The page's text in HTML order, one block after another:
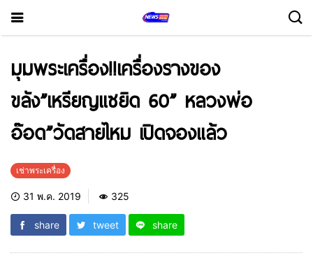
มุมพระเครื่อง!!เครื่องรางของ
ขลัง”เหรียญแซยิด 60” หลวงพ่อ
อ๊อด”วัดสายไหม เปิดจองแล้ว
เช่าพระเครื่อง
31 พ.ค. 2019 325
share tweet share